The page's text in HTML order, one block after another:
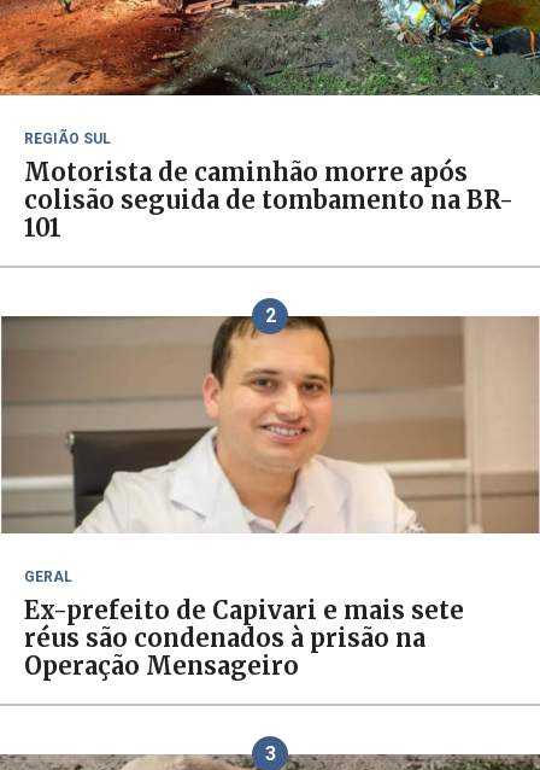
REGIÃO SUL
Motorista de caminhão morre após
colisão seguida de tombamento na BR-
101
2
GERAL
Ex-prefeito de Capivari e mais sete
réus são condenados à prisão na
Operação Mensageiro
3